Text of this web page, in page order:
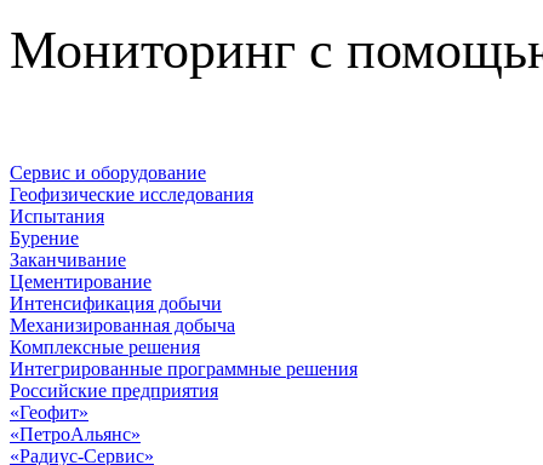
Мониторинг с
Сервис и оборудование
Геофизические исследования
Испытания
Бурение
Заканчивание
Цементирование
Интенсификация добычи
Механизированная добыча
Комплексные решения
Интегрированные программные решения
Российские предприятия
«Геофит»
«ПетроАльянс»
«Радиус-Сервис»